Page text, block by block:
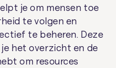
je om mensen toe
te volgen en
te beheren. Deze
het overzicht en de
om resources